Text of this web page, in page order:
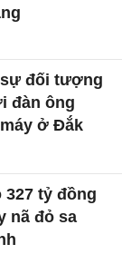
đối tượng
đàn ông
ở Đắk
327 tỷ đồng
nã đỏ sa